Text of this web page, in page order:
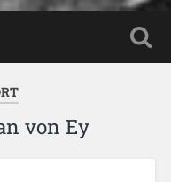
von Ey